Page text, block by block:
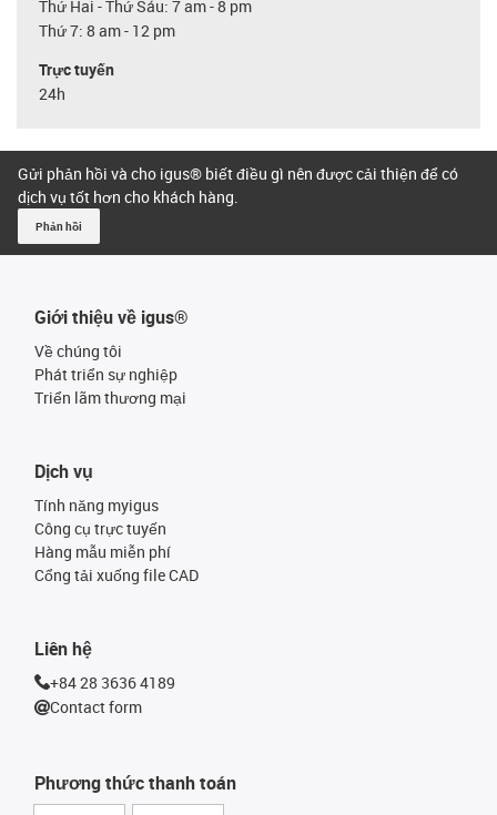
Thứ Hai - Thứ Sáu: 7 am - 8 pm
Thứ 7: 8 am - 12 pm
Trực tuyến
24h
Gửi phản hồi và cho igus® biết điều gì nên được cải thiện để có
dịch vụ tốt hơn cho khách hàng.
Phản hồi
Giới thiệu về igus®
Về chúng tôi
Phát triển sự nghiệp
Triển lãm thương mại
Phương thức thanh toán
Dịch vụ
Tính năng myigus
Công cụ trực tuyến
Hàng mẫu miễn phí
Cổng tải xuống file CAD
Liên hệ
+84 28 3636 4189
Contact form